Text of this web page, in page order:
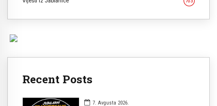
Recent Posts
7. Avgusta 2026.